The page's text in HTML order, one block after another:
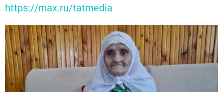
https://max.ru/tatmedia